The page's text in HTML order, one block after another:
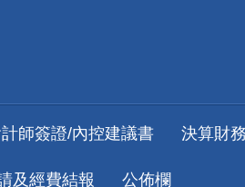
師簽證/內控建議書 決算財
及經費結報 公佈欄